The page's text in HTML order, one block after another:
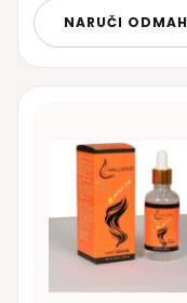
NARUČI ODMAH